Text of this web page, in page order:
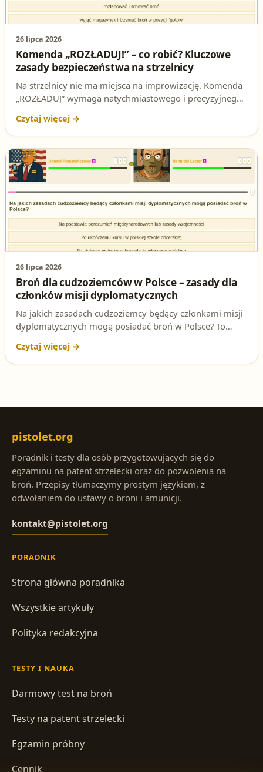
26 lipca 2026
Komenda „ROZŁADUJ!” – co robić? Kluczowe
zasady bezpieczeństwa na strzelnicy
Na strzelnicy nie ma miejsca na improwizację. Komenda
„ROZŁADUJ” wymaga natychmiastowego i precyzyjnego
zareagować, aby zapewnić bezpieczeństwo sobie i
innym. To pytanie często pojawia się na testach na patent
strzelecki – poznaj odpowiedź i uniknij pułapek!
26 lipca 2026
Broń dla cudzoziemców w Polsce – zasady dla
członków misji dyplomatycznych
Na jakich zasadach cudzoziemcy będący członkami misji
dyplomatycznych mogą posiadać broń w Polsce? To
strzelecki. Wyjaśniamy, co mówi art. 39 ustawy o broni i
amunicji i dlaczego kluczowa jest tu zasada wzajemności.
pistolet.org
Poradnik i testy dla osób przygotowujących się do
egzaminu na patent strzelecki oraz do pozwolenia na
broń. Przepisy tłumaczymy prostym językiem, z
odwołaniem do ustawy o broni i amunicji.
kontakt@pistolet.org
PORADNIK
Strona główna poradnika
Wszystkie artykuły
Polityka redakcyjna
TESTY I NAUKA
Darmowy test na broń
Testy na patent strzelecki
Egzamin próbny
Cennik